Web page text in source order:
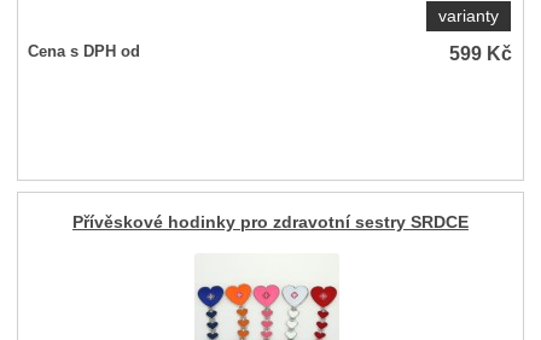
varianty
Cena s DPH od 599 Kč
Přívěskové hodinky pro zdravotní sestry SRDCE